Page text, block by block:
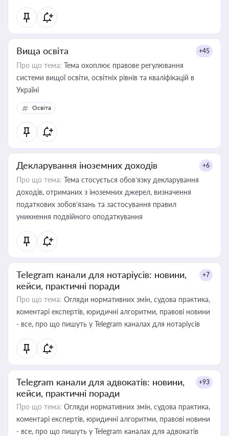
Вища освіта +45
Про що тема: Тема охоплює правове регулювання
системи вищої освіти, освітніх рівнів та кваліфікацій в
Україні
Освіта
Декларування іноземних доходів +6
Про що тема: Тема стосується обов’язку декларування
доходів, отриманих з іноземних джерел, визначення
податкових зобов’язань та застосування правил
уникнення подвійного оподаткування
Telegram канали для нотаріусів: новини,
кейси, практичні поради
+7
Про що тема: Огляди нормативних змін, судова практика,
коментарі експертів, юридичні алгоритми, правові новини
- все, про що пишуть у Telegram каналах для нотаріусів
Telegram канали для адвокатів: новини,
кейси, практичні поради
+93
Про що тема: Огляди нормативних змін, судова практика,
коментарі експертів, юридичні алгоритми, правові новини
- все, про що пишуть у Telegram каналах для адвокатів